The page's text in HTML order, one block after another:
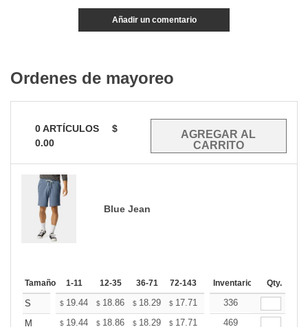
Añadir un comentario
Ordenes de mayoreo
0ARTÍCULOS
$
0.00
Blue Jean
Tamaño 1-11 12-35 36-71 72-143 144-287 288 +
Inventario Qty.
S $ 19.44 $ 18.86 $ 18.29 $ 17.71 17.14
336
M
$ 19.44 $ 18.86 $ 18.29 $ 17.71 17.14
469